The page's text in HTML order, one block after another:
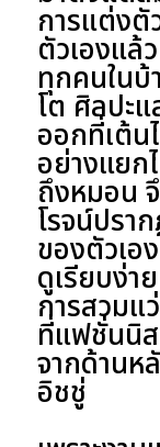
การแต่งตั
ตัวเองแล้
ทุกคนในบ้
โต ศิลปะแ
ออกที่เต้น
อย่างแยก
ถึงหมอน
โรจน์ปรา
ของตัวเอ
ดูเรียบง่า
การสวมแ
ที่แฟชั่นนิ
จากด้านห
อิชชู่